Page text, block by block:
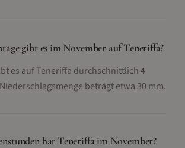
gibt es im November auf Teneriffa?
es auf Teneriffa durchschnittlich 4
beträgt etwa 30 mm.
hat Teneriffa im November?